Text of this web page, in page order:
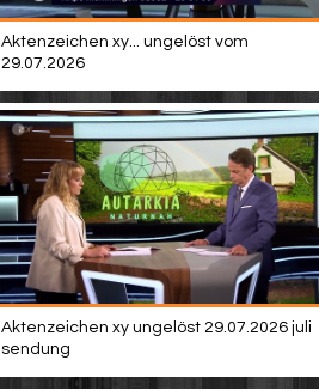
Aktenzeichen xy... ungelöst vom
29.07.2026
Aktenzeichen xy ungelöst 29.07.2026 juli
sendung